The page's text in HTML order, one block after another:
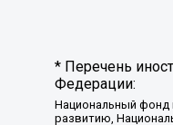
* Перечень
Федерации:
Национальный фонд
развитию,